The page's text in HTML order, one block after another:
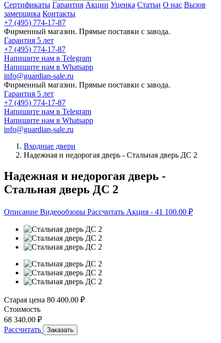
Сертификаты Гарантия Акции Уценка Статьи О нас Вызов
замерщика Контакты
+7 (495) 774-17-87
Фирменный магазин. Прямые поставки с завода.
Гарантия 5 лет
+7 (495) 774-17-87
Напишите нам в Telegram
Напишите нам в Whatsapp
info@guardian-sale.ru
Фирменный магазин. Прямые поставки с завода.
Гарантия 5 лет
+7 (495) 774-17-87
Напишите нам в Telegram
Напишите нам в Whatsapp
info@guardian-sale.ru
Входные двери
Надежная и недорогая дверь - Стальная дверь ДС 2
Надежная и недорогая дверь -
Стальная дверь ДС 2
Описание Видеообзоры Рассчитать Акция - 41 100.00 ₽
Старая цена 80 400.00 ₽
Стоимость
68 340.00 ₽
Рассчитать
Заказать